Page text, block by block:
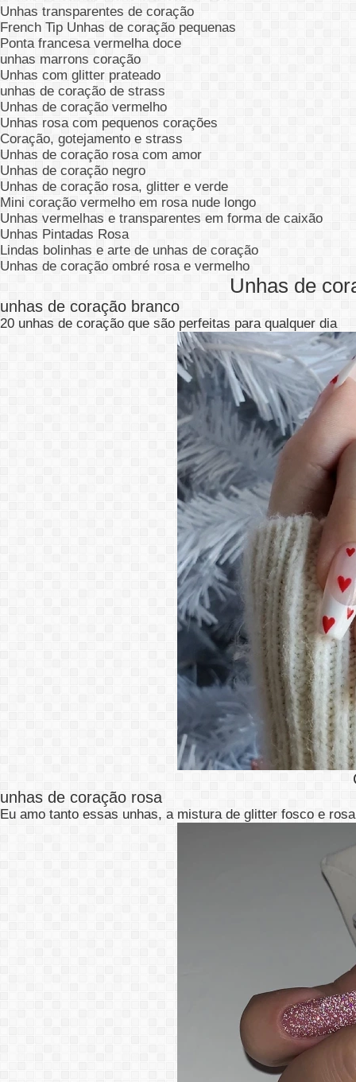
Unhas transparentes de coração
French Tip Unhas de coração pequenas
Ponta francesa vermelha doce
unhas marrons coração
Unhas com glitter prateado
unhas de coração de strass
Unhas de coração vermelho
Unhas rosa com pequenos corações
Coração, gotejamento e strass
Unhas de coração rosa com amor
Unhas de coração negro
Unhas de coração rosa, glitter e verde
Mini coração vermelho em rosa nude longo
Unhas vermelhas e transparentes em forma de caixão
Unhas Pintadas Rosa
Lindas bolinhas e arte de unhas de coração
Unhas de coração ombré rosa e vermelho
Unhas de
unhas de coração branco
20 unhas de coração que são perfeitas para qualquer dia
unhas de coração rosa
Eu amo tanto essas unhas, a mistura de glitter fosco e